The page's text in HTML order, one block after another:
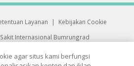
Layanan |
Kebijakan Cookie
Internasional Bumrungrad
Bangkok 10110 Thailand.
agar situs kami berfungsi